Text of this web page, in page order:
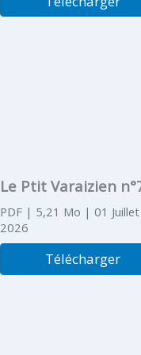
Le Ptit Varaizien
PDF| 5,21 Mo | 01 Juillet
2026
Télécharger